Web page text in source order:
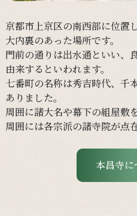
京都市上京区の南西部に位置し
大内裏のあった場所です。
門前の通りは出水通といい、
由来するといわれます。
七番町の名称は秀吉時代、 千
ありました。
周囲に諸大名や幕下の組屋敷
周囲には各宗派の諸寺院が点
本昌寺に